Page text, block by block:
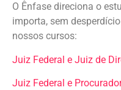
O Ênfase direciona o
importa, sem
nossos cursos:
Juiz Federal e Juiz de
Juiz Federal e